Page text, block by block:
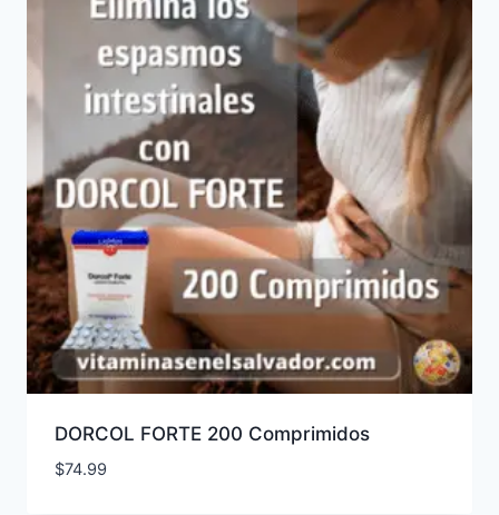
DORCOL FORTE 200 Comprimidos
$74.99